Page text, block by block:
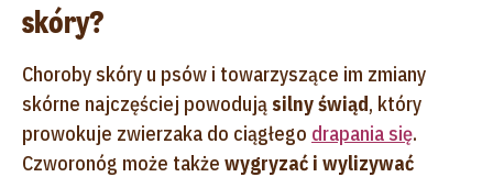
skóry?
Choroby skóry u psów i towarzyszące im zmiany
skórne najczęściej powodująsilny świąd, który
prowokuje zwierzaka do ciągłego drapania się.
Czworonóg może także wygryzać i wylizywać